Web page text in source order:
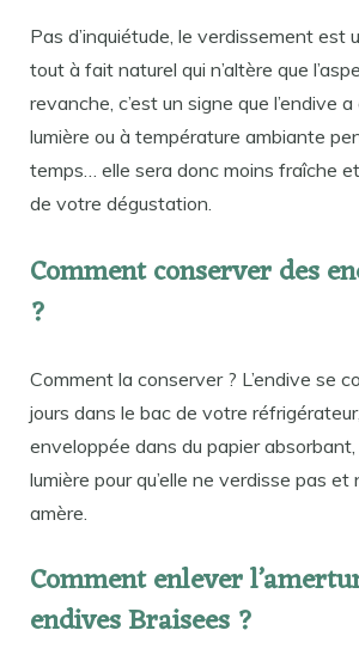
Pas d’inquiétude, le verdissement est
tout à fait naturel qui n’altère que
revanche, c’est un signe que l’endive
lumière ou à température ambiante
temps… elle sera donc moins fraîche
de votre dégustation.
Comment conserver des
?
Comment la conserver ? L’endive se
jours dans le bac de votre
enveloppée dans du papier absorbant,
lumière pour qu’elle ne verdisse pas et
amère.
Comment enlever
endives Braisees ?